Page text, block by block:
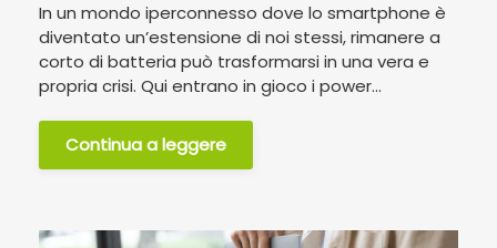
In un mondo iperconnesso dove lo smartphone è
diventato un’estensione di noi stessi, rimanere a
corto di batteria può trasformarsi in una vera e
propria crisi. Qui entrano in gioco i power...
Continua a leggere